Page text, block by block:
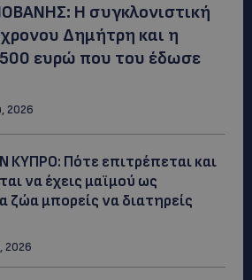
Η συγκλονιστική
Δημήτρη και η
ευρώ που του έδωσε
2026
ΚΥΠΡΟ: Πότε επιτρέπεται και
να έχεις μαϊμού ως
ζώα μπορείς να διατηρείς
2026